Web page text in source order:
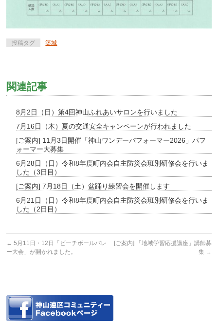
投稿タグ 築城
関連記事
8月2日（日）第4回神山ふれあいサロンを行いました
7月16日（木）夏の交通安全キャンペーンが行われました
[ご案内] 11月3日開催「神山ワンデーパフォーマー2026」パフ
ォーマー大募集
6月28日（日）令和8年度町内会自主防災会班別研修会を行いま
した（3日目）
[ご案内] 7月18日（土）盆踊り練習会を開催します
6月21日（日）令和8年度町内会自主防災会班別研修会を行いま
した（2日目）
← 5月11日・12日「ビーチボールバレ
ー大会」が開かれました。
[ご案内] 「地域学習応援講座」講師募
集 →